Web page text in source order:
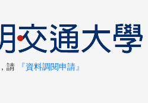
請 『資料調閱申請』